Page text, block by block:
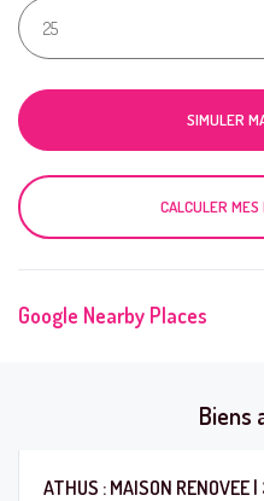
SIMULER
CALCULER MES
Google Nearby Places
Biens
ATHUS : MAISON RENOVEE